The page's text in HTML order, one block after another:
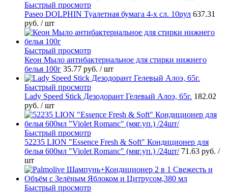
Быстрый просмотр
Paseo DOLPHIN Туалетная бумага 4-х сл. 10рул 637.31
руб. / шт
Быстрый просмотр
Кеон Мыло антибактериальное для стирки нижнего
белья 100г 35.77 руб. / шт
Быстрый просмотр
Lady Speed Stick Дезодорант Гелевый Алоэ, 65г. 182.02
руб. / шт
Быстрый просмотр
52235 LION "Essence Fresh & Soft" Кондиционер для
белья 600мл "Violet Romanc" (мяг.уп.) /24шт/ 71.63 руб. /
шт
Быстрый просмотр